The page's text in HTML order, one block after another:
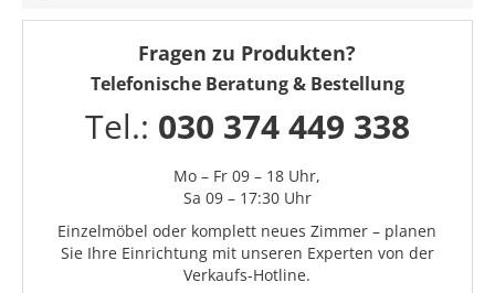
Fragen zu Produkten?
Telefonische Beratung & Bestellung
Tel.: 030 374 449 338
Mo – Fr 09 – 18 Uhr,
Sa 09 – 17:30 Uhr
Einzelmöbel oder komplett neues Zimmer – planen
Sie Ihre Einrichtung mit unseren Experten von der
Verkaufs-Hotline.